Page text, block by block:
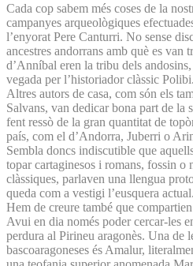
Cada cop sabem més coses de la
campanyes arqueològiques
l’enyorat Pere Canturri. No sense
ancestres andorrans amb què es van
d’Anníbal eren la tribu dels
vegada per l’historiador clàssic Polibi.
Altres autors de casa, com són els
Salvans, van dedicar bona part de la
fent ressò de la gran quantitat de
país, com el d’Andorra, Juberri o
Sembla doncs indiscutible que
topar cartaginesos i romans, fossin o
clàssiques, parlaven una llengua
queda com a vestigi l’eusquera actual.
Hem de creure també que
Avui en dia només poder cercar-les
perdura al Pirineu aragonès. Una de
bascoaragoneses és Amalur,